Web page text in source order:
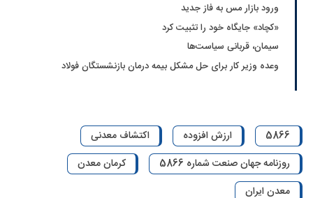
ورود بازار مس به فاز جدید
«کچاد» جایگاه خود را تثبیت کرد
سیمان، قربانی سیاست‌ها
وعده وزیر کار برای حل مشکل بیمه درمان بازنشستگان فولاد
5866 ارزش افزوده
اکتشاف معدنی
روزنامه جهان صنعت شماره 5866
کرمان معدن
معدن ایران